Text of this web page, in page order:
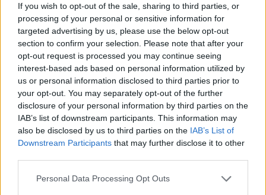
If you wish to opt-out of the sale, sharing to third parties, or
processing of your personal or sensitive information for
targeted advertising by us, please use the below opt-out
section to confirm your selection. Please note that after your
opt-out request is processed you may continue seeing
interest-based ads based on personal information utilized by
us or personal information disclosed to third parties prior to
your opt-out. You may separately opt-out of the further
disclosure of your personal information by third parties on the
IAB’s list of downstream participants. This information may
also be disclosed by us to third parties on the IAB’s List of
Downstream Participants that may further disclose it to other
Please note that this website/app uses one or more Google
Personal Data Processing Opt Outs
Αθλητισμός|22.12.2024 18:50
Premier League: «Φάντασμα» ξανά η
Γιουνάιτεντ, συνετρίβη απ' την
Μπόρνμουθ στο Ολντ Τράφορντ!
Γκέλαρε και η Τσέλσι